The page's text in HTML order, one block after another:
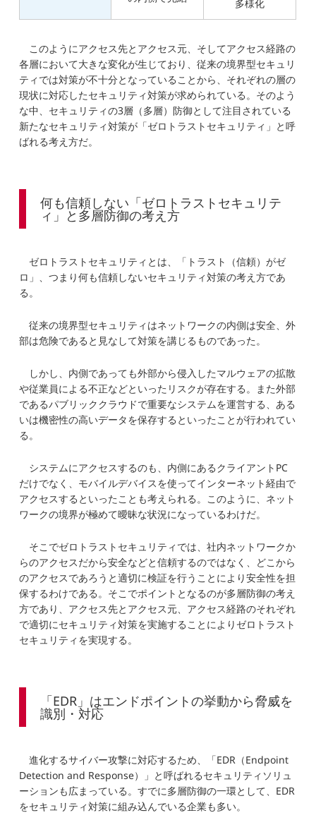
多様化
このようにアクセス先とアクセス元、そしてアクセス経路の
各層において大きな変化が生じており、従来の境界型セキュリ
ティでは対策が不十分となっていることから、それぞれの層の
現状に対応したセキュリティ対策が求められている。そのよう
な中、セキュリティの3層（多層）防御として注目されている
新たなセキュリティ対策が「ゼロトラストセキュリティ」と呼
ばれる考え方だ。
何も信頼しない「ゼロトラストセキュリテ
ィ」と多層防御の考え方
ゼロトラストセキュリティとは、「トラスト（信頼）がゼ
ロ」、つまり何も信頼しないセキュリティ対策の考え方であ
る。
従来の境界型セキュリティはネットワークの内側は安全、外
部は危険であると見なして対策を講じるものであった。
しかし、内側であっても外部から侵入したマルウェアの拡散
や従業員による不正などといったリスクが存在する。また外部
であるパブリッククラウドで重要なシステムを運営する、ある
いは機密性の高いデータを保存するといったことが行われてい
る。
システムにアクセスするのも、内側にあるクライアントPC
だけでなく、モバイルデバイスを使ってインターネット経由で
アクセスするといったことも考えられる。このように、ネット
ワークの境界が極めて曖昧な状況になっているわけだ。
そこでゼロトラストセキュリティでは、社内ネットワークか
らのアクセスだから安全などと信頼するのではなく、どこから
のアクセスであろうと適切に検証を行うことにより安全性を担
保するわけである。そこでポイントとなるのが多層防御の考え
方であり、アクセス先とアクセス元、アクセス経路のそれぞれ
で適切にセキュリティ対策を実施することによりゼロトラスト
セキュリティを実現する。
「EDR」はエンドポイントの挙動から脅威を
識別・対応
進化するサイバー攻撃に対応するため、「EDR（Endpoint
Detection and Response）」と呼ばれるセキュリティソリュ
ーションも広まっている。すでに多層防御の一環として、EDR
をセキュリティ対策に組み込んでいる企業も多い。